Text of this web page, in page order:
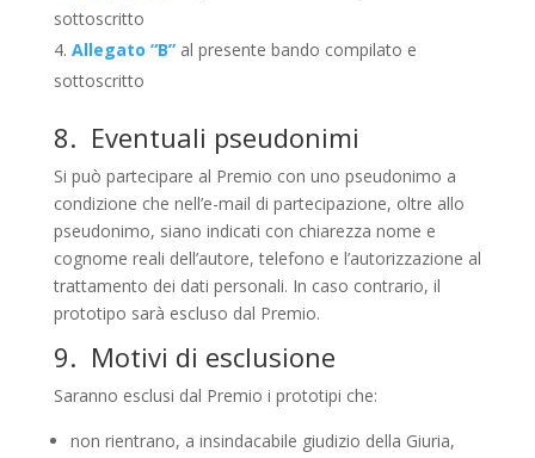
sottoscritto
Allegato “B”al presente bando compilato e
sottoscritto
8. Eventuali pseudonimi
Si può partecipare al Premio con uno pseudonimo a
condizione che nell’e-mail di partecipazione, oltre allo
pseudonimo, siano indicati con chiarezza nome e
cognome reali dell’autore, telefono e l’autorizzazione al
trattamento dei dati personali. In caso contrario, il
prototipo sarà escluso dal Premio.
9. Motivi di esclusione
Saranno esclusi dal Premio i prototipi che:
non rientrano, a insindacabile giudizio della Giuria,